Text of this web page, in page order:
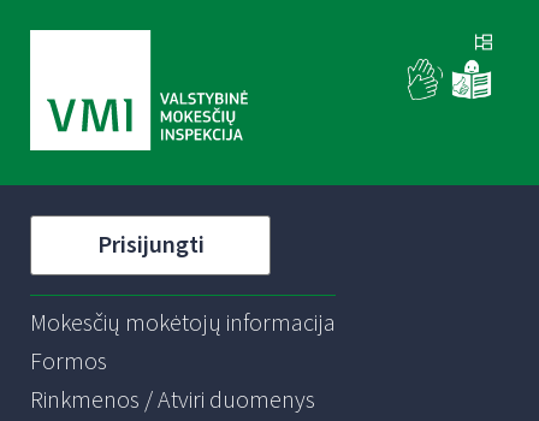
Prisijungti
Mokesčių mokėtojų informacija
Formos
Rinkmenos / Atviri duomenys